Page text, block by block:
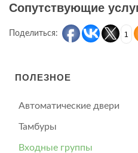
Сопутствующие
Поделиться: 1
ПОЛЕЗНОЕ
Автоматические двери
Тамбуры
Входные группы